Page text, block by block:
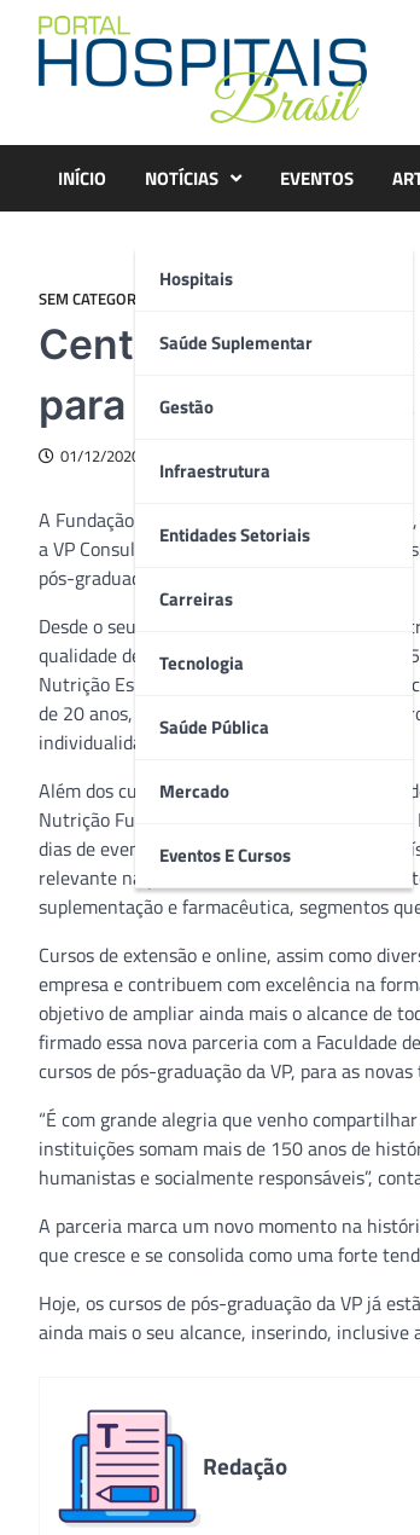
content
INÍCIO NOTÍCIAS
Hospitais
Saúde Suplementar
Gestão
Infraestrutura
Entidades Setoriais
Carreiras
Tecnologia
Saúde Pública
Mercado
Eventos E Cursos
EVENTOS
SEM CATEGORIA
Centro de Nutrição
para ofertar cursos
01/12/2020
A Fundação Arnaldo Vieira de Carvalho
a VP Consultoria Nutricional e Educacional
pós-graduação.
Desde o seu nascimento a VP – Centro de
qualidade de vida das pessoas. Com mais de
Nutrição Esportiva Funcional, Fitoterapia
de 20 anos, a empresa elevou o patamar da
individualidade bioquímica.
Além dos cursos de pós-graduação,
Nutrição Funcional, maior evento de
dias de evento. Vindos de várias regiões do
relevante na profissão, os visitantes também
suplementação e farmacêutica, segmentos
Cursos de extensão e online, assim como
empresa e contribuem com excelência na
objetivo de ampliar ainda mais o alcance de
firmado essa nova parceria com a Faculdade
cursos de pós-graduação da VP, para as
“É com grande alegria que venho
instituições somam mais de 150 anos de
humanistas e socialmente responsáveis”,
A parceria marca um novo momento na
que cresce e se consolida como uma forte
Hoje, os cursos de pós-graduação da VP já
ainda mais o seu alcance, inserindo,
Redação